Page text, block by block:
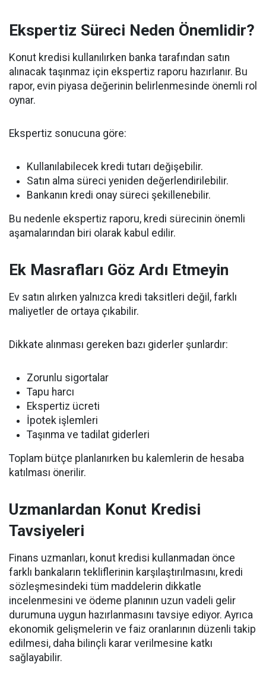
Ekspertiz Süreci Neden Önemlidir?
Konut kredisi kullanılırken banka tarafından satın
alınacak taşınmaz için ekspertiz raporu hazırlanır. Bu
rapor, evin piyasa değerinin belirlenmesinde önemli rol
oynar.
Ekspertiz sonucuna göre:
Kullanılabilecek kredi tutarı değişebilir.
Satın alma süreci yeniden değerlendirilebilir.
Bankanın kredi onay süreci şekillenebilir.
Bu nedenle ekspertiz raporu, kredi sürecinin önemli
aşamalarından biri olarak kabul edilir.
Ek Masrafları Göz Ardı Etmeyin
Ev satın alırken yalnızca kredi taksitleri değil, farklı
maliyetler de ortaya çıkabilir.
Dikkate alınması gereken bazı giderler şunlardır:
Zorunlu sigortalar
Tapu harcı
Ekspertiz ücreti
İpotek işlemleri
Taşınma ve tadilat giderleri
Toplam bütçe planlanırken bu kalemlerin de hesaba
katılması önerilir.
Uzmanlardan Konut Kredisi
Tavsiyeleri
Finans uzmanları, konut kredisi kullanmadan önce
farklı bankaların tekliflerinin karşılaştırılmasını, kredi
sözleşmesindeki tüm maddelerin dikkatle
incelenmesini ve ödeme planının uzun vadeli gelir
durumuna uygun hazırlanmasını tavsiye ediyor. Ayrıca
ekonomik gelişmelerin ve faiz oranlarının düzenli takip
edilmesi, daha bilinçli karar verilmesine katkı
sağlayabilir.